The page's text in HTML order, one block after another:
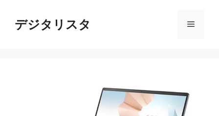
デジタリスタ メ